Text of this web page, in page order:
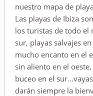
nuestro mapa de
Las playas de Ibiza
los turistas de todo el
sur, playas salvajes
mucho encanto en el
sin aliento en el
buceo en el
darán siempre la